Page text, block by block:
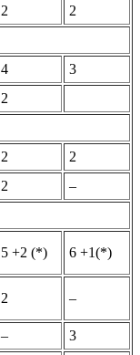
2
2
4
3
2
2
2
2
–
5 +2 (*) 6 +1(*)
2 –
–
3